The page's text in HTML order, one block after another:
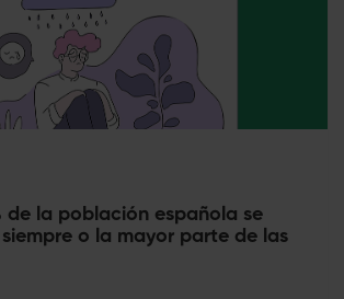
de la población española se
o la mayor parte de las